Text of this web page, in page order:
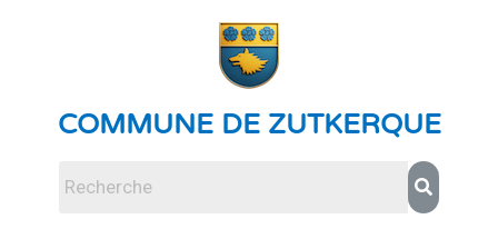
COMMUNE DE ZUTKERQUE